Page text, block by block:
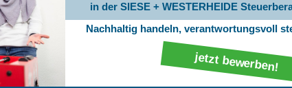
in der SIESE + WESTERHEIDE
Nachhaltig handeln, verantwortungsvoll
jetzt bewerben!